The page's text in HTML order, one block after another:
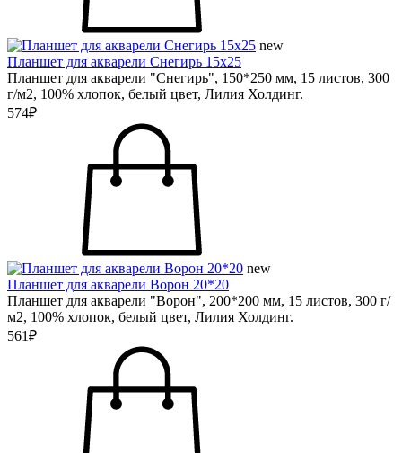
new
Планшет для акварели Снегирь 15х25
Планшет для акварели "Снегирь", 150*250 мм, 15 листов, 300
г/м2, 100% хлопок, белый цвет, Лилия Холдинг.
574₽
new
Планшет для акварели Ворон 20*20
Планшет для акварели "Ворон", 200*200 мм, 15 листов, 300 г/
м2, 100% хлопок, белый цвет, Лилия Холдинг.
561₽